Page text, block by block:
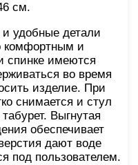
см.
и удобные детали
комфортным и
спинке имеются
во время
изделие. При
снимается и стул
Выгнутая
обеспечивает
дают воде
под пользователем.